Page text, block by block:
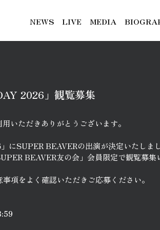
NEWS LIVE MEDIA
2026」観覧募集
いただきありがとうございます。
SUPER BEAVERの出演が決定いたしまし
BEAVER友の会」会員限定で観覧募集
項をよく確認いただきご応募ください。